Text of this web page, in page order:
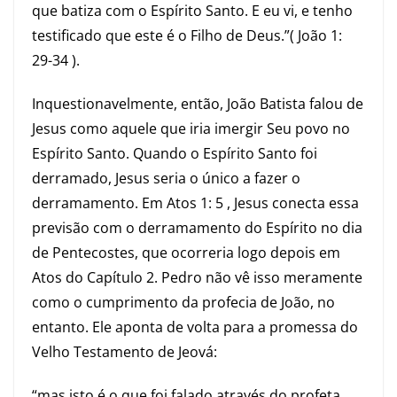
que batiza com o Espírito Santo. E eu vi, e tenho
testificado que este é o Filho de Deus.”( João 1:
29-34 ).
Inquestionavelmente, então, João Batista falou de
Jesus como aquele que iria imergir Seu povo no
Espírito Santo. Quando o Espírito Santo foi
derramado, Jesus seria o único a fazer o
derramamento. Em Atos 1: 5 , Jesus conecta essa
previsão com o derramamento do Espírito no dia
de Pentecostes, que ocorreria logo depois em
Atos do Capítulo 2. Pedro não vê isso meramente
como o cumprimento da profecia de João, no
entanto. Ele aponta de volta para a promessa do
Velho Testamento de Jeová: